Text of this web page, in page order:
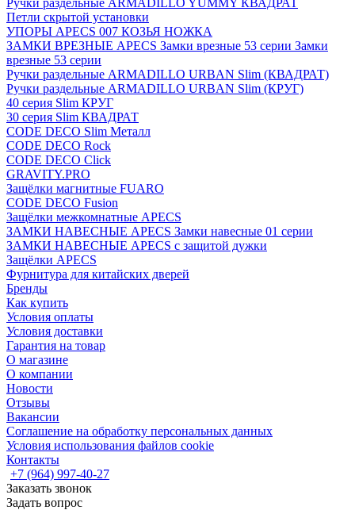
Ручки раздельные ARMADILLO YUMMY КВАДРАТ
Петли скрытой установки
УПОРЫ APECS 007 КОЗЬЯ НОЖКА
ЗАМКИ ВРЕЗНЫЕ APECS Замки врезные 53 серии Замки
врезные 53 серии
Ручки раздельные ARMADILLO URBAN Slim (КВАДРАТ)
Ручки раздельные ARMADILLO URBAN Slim (КРУГ)
40 серия Slim КРУГ
30 серия Slim КВАДРАТ
CODE DECO Slim Металл
CODE DECO Rock
CODE DECO Click
GRAVITY.PRO
Защёлки магнитные FUARO
CODE DECO Fusion
Защёлки межкомнатные APECS
ЗАМКИ НАВЕСНЫЕ APECS Замки навесные 01 серии
ЗАМКИ НАВЕСНЫЕ APECS с защитой дужки
Защёлки APECS
Фурнитура для китайских дверей
Бренды
Как купить
Условия оплаты
Условия доставки
Гарантия на товар
О магазине
О компании
Новости
Отзывы
Вакансии
Соглашение на обработку персональных данных
Условия использования файлов cookie
Контакты
+7 (964) 997-40-27
Заказать звонок
Задать вопрос